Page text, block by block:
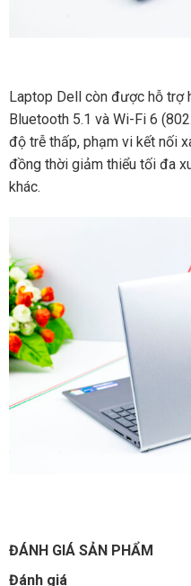
Laptop Dell còn được hỗ trợ
Bluetooth 5.1 và Wi-Fi 6
độ trễ thấp, phạm vi kết nối
đồng thời giảm thiểu tối đa
khác.
ĐÁNH GIÁ SẢN PHẨM
Đánh giá